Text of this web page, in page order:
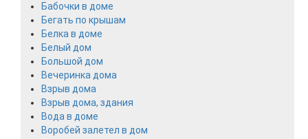
Бабочки в доме
Бегать по крышам
Белка в доме
Белый дом
Большой дом
Вечеринка дома
Взрыв дома
Взрыв дома, здания
Вода в доме
Воробей залетел в дом